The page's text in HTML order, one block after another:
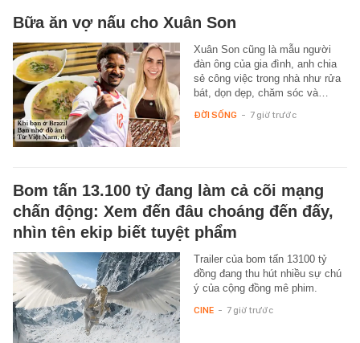
Bữa ăn vợ nấu cho Xuân Son
Xuân Son cũng là mẫu người
đàn ông của gia đình, anh chia
sẻ công việc trong nhà như rửa
bát, dọn dẹp, chăm sóc và…
ĐỜI SỐNG - 7 giờ trước
Bom tấn 13.100 tỷ đang làm cả cõi mạng
chấn động: Xem đến đâu choáng đến đấy,
nhìn tên ekip biết tuyệt phẩm
Trailer của bom tấn 13100 tỷ
đồng đang thu hút nhiều sự chú
ý của cộng đồng mê phim.
CINE - 7 giờ trước